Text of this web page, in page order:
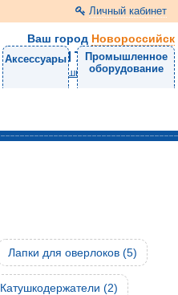
Личный кабинет
Ваш город Новороссийск
8 (8617) 30-47-50
Напишите нам
Аксессуары
Промышленное
оборудование
Лапки для оверлоков (5)
Катушкодержатели (2)